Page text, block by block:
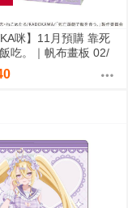
咪】11月預購 靠死
吃。｜帆布畫板 02/
(御城)